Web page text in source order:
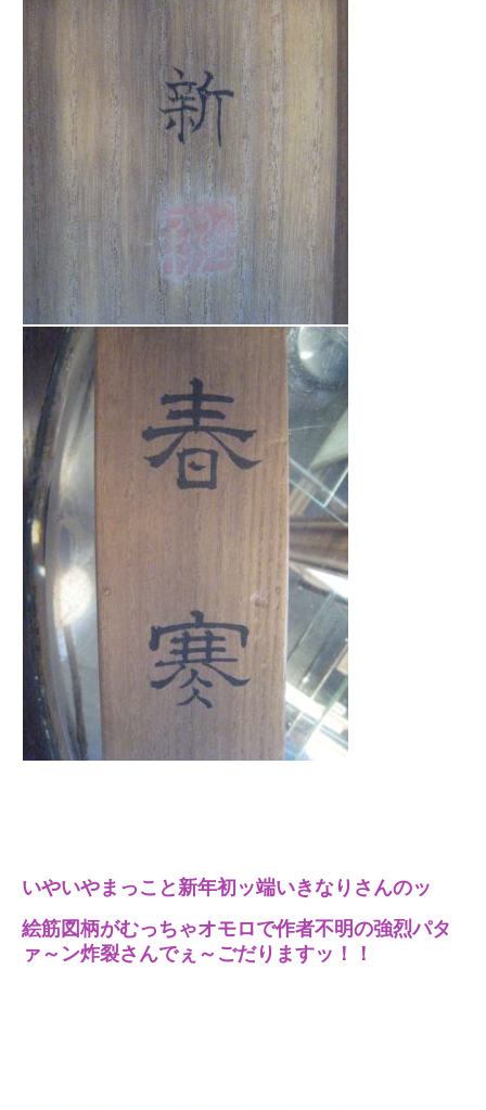
いやいやまっこと新年初ッ端いきなりさんのッ
絵筋図柄がむっちゃオモロで作者不明の強烈パタ
ァ～ン炸裂さんでぇ～ごだりますッ！！